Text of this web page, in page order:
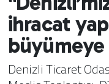
ihracat
Denizli Ticaret
Dünya
Spor
Tüm Manşetler
Son Dakika